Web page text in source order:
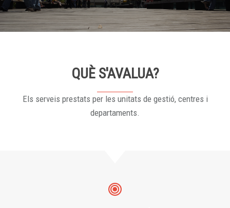
QUÈ S'AVALUA?
Els serveis prestats per les unitats de gestió, centres i
departaments.